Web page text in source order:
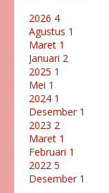
2026 4
Agustus 1
Maret 1
Januari 2
2025 1
Mei 1
2024 1
Desember 1
2023 2
Maret 1
Februari 1
2022 5
Desember 1